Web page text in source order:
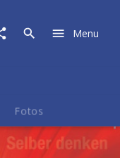
Menu
Fotos